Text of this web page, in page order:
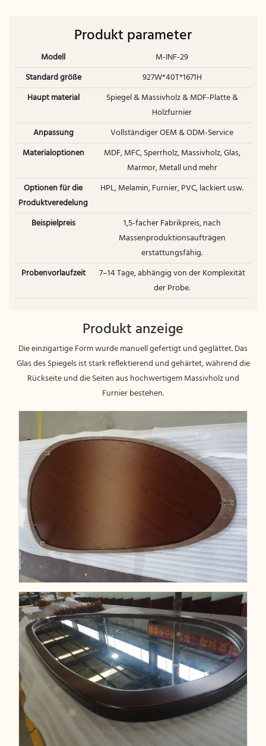
Produkt parameter
Modell
M-INF-29
Standard größe
927W*40T*1671H
Haupt material
Spiegel & Massivholz & MDF-Platte &
Holzfurnier
Anpassung
Vollständiger OEM & ODM-Service
Materialoptionen
MDF, MFC, Sperrholz, Massivholz, Glas,
Marmor, Metall und mehr
Optionen für die
Produktveredelung
HPL, Melamin, Furnier, PVC, lackiert usw.
Beispielpreis
1,5-facher Fabrikpreis, nach
Massenproduktionsaufträgen
erstattungsfähig.
Probenvorlaufzeit
7–14 Tage, abhängig von der Komplexität
der Probe.
Produkt anzeige
Die einzigartige Form wurde manuell gefertigt und geglättet. Das
Glas des Spiegels ist stark reflektierend und gehärtet, während die
Rückseite und die Seiten aus hochwertigem Massivholz und
Furnier bestehen.